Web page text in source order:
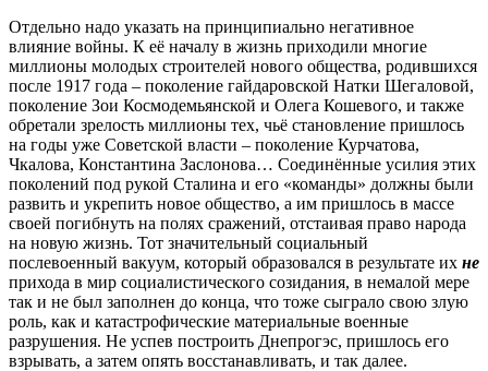
Отдельно надо указать на принципиально негативное
влияние войны. К её началу в жизнь приходили многие
миллионы молодых строителей нового общества, родившихся
после 1917 года – поколение гайдаровской Натки Шегаловой,
поколение Зои Космодемьянской и Олега Кошевого, и также
обретали зрелость миллионы тех, чьё становление пришлось
на годы уже Советской власти – поколение Курчатова,
Чкалова, Константина Заслонова… Соединённые усилия этих
поколений под рукой Сталина и его «команды» должны были
развить и укрепить новое общество, а им пришлось в массе
своей погибнуть на полях сражений, отстаивая право народа
на новую жизнь. Тот значительный социальный
послевоенный вакуум, который образовался в результате их не
прихода в мир социалистического созидания, в немалой мере
так и не был заполнен до конца, что тоже сыграло свою злую
роль, как и катастрофические материальные военные
разрушения. Не успев построить Днепрогэс, пришлось его
взрывать, а затем опять восстанавливать, и так далее.